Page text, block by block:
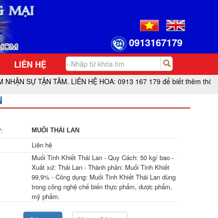
0913167179
LIÊN HỆ
SỰ TẬN TÂM. LIÊN HỆ HOA: 0913 167 179 để biết thêm thông tin
MUỐI THÁI LAN
Liên hệ
Muối Tinh Khiết Thái Lan - Quy Cách: 50 kg/ bao -
Xuất xứ: Thái Lan - Thành phần: Muối Tinh Khiết
99,9% - Công dụng: Muối Tinh Khiết Thái Lan dùng
trong công nghệ chế biến thực phẩm, dược phẩm,
mỹ phẩm.